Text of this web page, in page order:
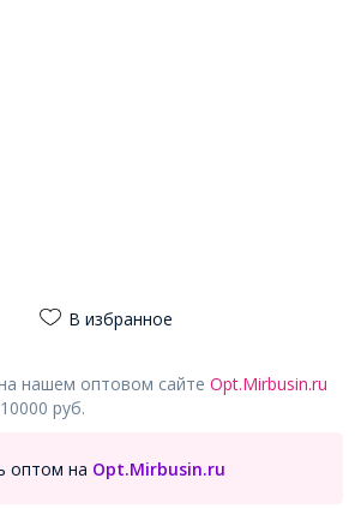
В избранное
нашем оптовом сайте Opt.Mirbusin.ru
руб.
оптом на Opt.Mirbusin.ru